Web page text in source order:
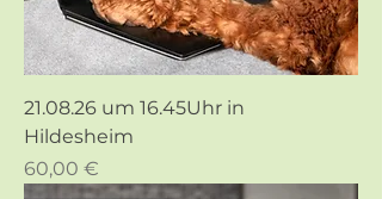
21.08.26 um 16.45Uhr in
Hildesheim
Preis
60,00 €